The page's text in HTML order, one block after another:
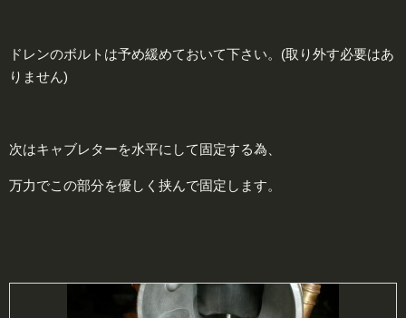
ドレンのボルトは予め緩めておいて下さい。(取り外す必要はあ
りません)
次はキャブレターを水平にして固定する為、
万力でこの部分を優しく挟んで固定します。